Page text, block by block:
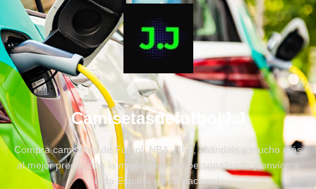
CamisetasdefutbolJ.J
Compra camisetas de Fútbol, NBA, NFL, chandals y mucho más
al mejor precio, con la mejor atención personalizada y envíos a
toda España e internacional.